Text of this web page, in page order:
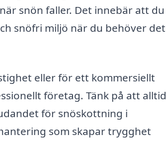
snön faller. Det innebär att du
snöfri miljö när du behöver det
eller för ett kommersiellt
företag. Tänk på att alltid
för snöskottning i
som skapar trygghet